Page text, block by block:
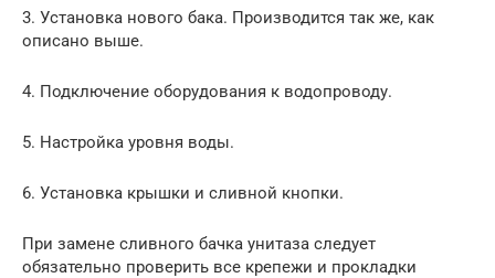
3. Установка нового бака. Производится так же, как
описано выше.
4. Подключение оборудования к водопроводу.
5. Настройка уровня воды.
6. Установка крышки и сливной кнопки.
При замене сливного бачка унитаза следует
обязательно проверить все крепежи и прокладки